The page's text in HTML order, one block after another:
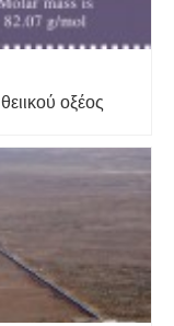
οξέος